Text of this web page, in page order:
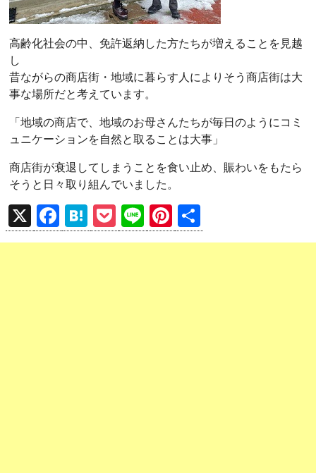
高齢化社会の中、免許返納した方たちが増えることを見越
し
昔ながらの商店街・地域に暮らす人によりそう商店街は大
事な場所だと考えています。
「地域の商店で、地域のお母さんたちが毎日のようにコミ
ュニケーションを自然と取ることは大事」
商店街が衰退してしまうことを食い止め、賑わいをもたら
そうと日々取り組んでいました。
X
F
a
H
at
P
o
Li
n
Pi
nt 有